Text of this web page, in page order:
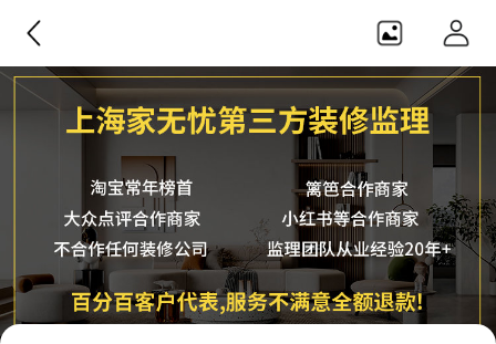
纯正第三方，不合作任何装修公